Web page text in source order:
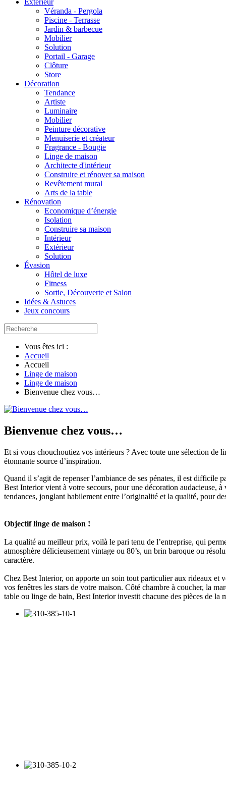
Extérieur
Véranda - Pergola
Piscine - Terrasse
Jardin & barbecue
Mobilier
Solution
Portail - Garage
Clôture
Store
Décoration
Tendance
Artiste
Luminaire
Mobilier
Peinture décorative
Menuiserie et créateur
Fragrance - Bougie
Linge de maison
Architecte d'intérieur
Construire et rénover sa maison
Revêtement mural
Arts de la table
Rénovation
Economique d’énergie
Isolation
Construire sa maison
Intérieur
Extérieur
Solution
Évasion
Hôtel de luxe
Fitness
Sortie, Découverte et Salon
Idées & Astuces
Jeux concours
Vous êtes ici :
Accueil
Accueil
Linge de maison
Linge de maison
Bienvenue chez vous…
Bienvenue chez vous…
Et si vous chouchoutiez vos intérieurs ? Avec toute une sélection de
étonnante source d’inspiration.
Quand il s’agit de repenser l’ambiance de ses pénates, il est
Best Interior vient à votre secours, pour une décoration audacieuse,
tendances, jonglant habilement entre l’originalité et la qualité, pour
Objectif linge de maison !
La qualité au meilleur prix, voilà le pari tenu de l’entreprise, qui
atmosphère délicieusement vintage ou 80’s, un brin baroque ou
caractère.
Chez Best Interior, on apporte un soin tout particulier aux rideaux et
vos fenêtres les stars de votre maison. Côté chambre à coucher, la
table ou linge de bain, Best Interior investit chacune des pièces de